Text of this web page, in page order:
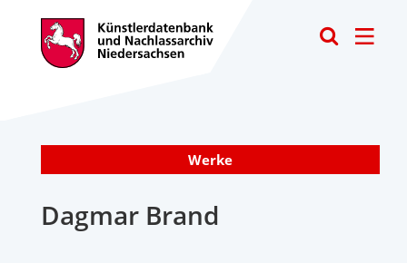
Werke
Dagmar Brand